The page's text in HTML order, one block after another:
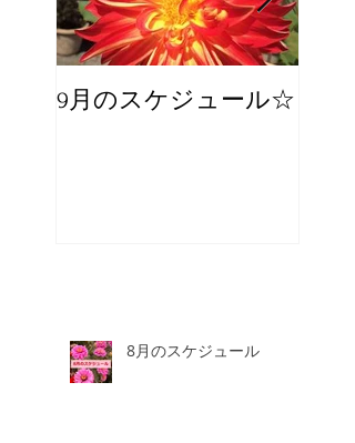
9月のスケジュール☆
8月のスケジュール